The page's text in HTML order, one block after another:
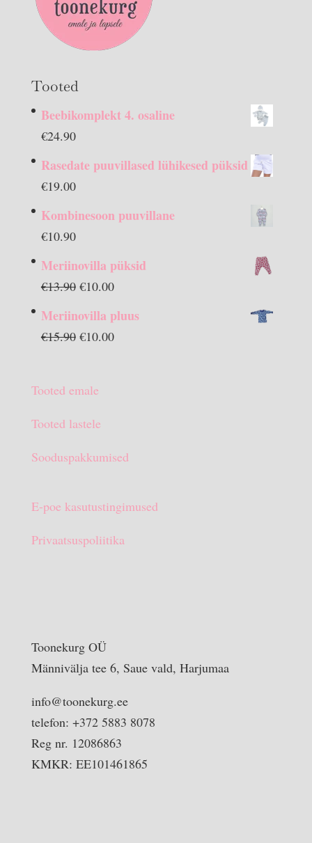
Tooted
Beebikomplekt 4. osaline
€24.90
Rasedate puuvillased lühikesed püksid
€19.00
Kombinesoon puuvillane
€10.90
Meriinovilla püksid
€13.90 Algne
€10.00Praegune
on:
Meriinovilla pluus
€15.90 Algne
€15.90.
€10.00Praegune
Tooted emale
Tooted lastele
Sooduspakkumised
E-poe kasutustingimused
Privaatsuspoliitika
Toonekurg OÜ
Männivälja tee 6, Saue vald, Harjumaa
info@toonekurg.ee
telefon: +372 5883 8078
Reg nr. 12086863
KMKR: EE101461865